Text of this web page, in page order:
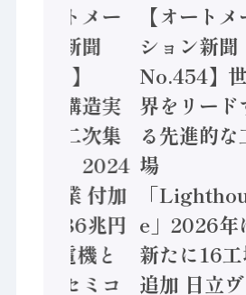
【オートメー
ション新聞
No.455】
「経済構造実
態調査二次集
計結果」2024
年製造業 付加
価値額86兆円
/ 三菱電機と
ソニーセミコ
【オートメ
ション新聞
No.454】世
界をリード
る先進的な
場
「
e」2026年
新たに16
追加 日立ヴ